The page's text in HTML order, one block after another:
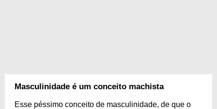
Masculinidade é um conceito machista
Esse péssimo conceito de masculinidade, de que o